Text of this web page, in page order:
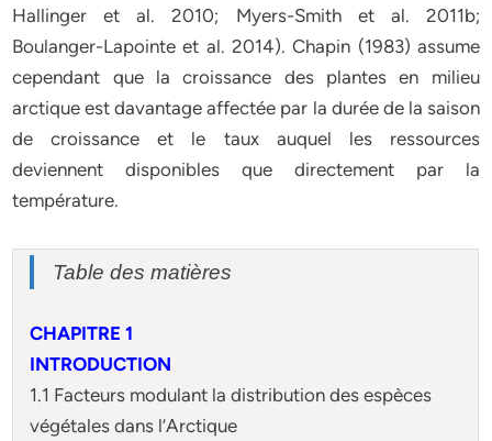
Hallinger et al. 2010; Myers-Smith et al. 2011b;
Boulanger-Lapointe et al. 2014). Chapin (1983) assume
cependant que la croissance des plantes en milieu
arctique est davantage affectée par la durée de la saison
de croissance et le taux auquel les ressources
deviennent disponibles que directement par la
température.
Table des matières
CHAPITRE 1
INTRODUCTION
1.1 Facteurs modulant la distribution des espèces
végétales dans l’Arctique